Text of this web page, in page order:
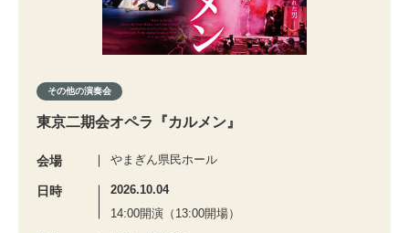
その他の演奏会
東京二期会オペラ『カルメン』
会場 やまぎん県民ホール
日時
2026.10.04
14:00開演（13:00開場）